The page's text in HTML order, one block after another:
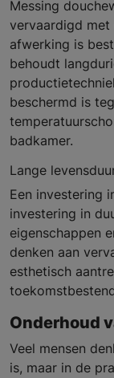
Messing
vervaardigd
afwerking is
behoudt
beschermd is
badkamer.
Lange
Een investering
investering in
eigenschappen
denken aan
esthetisch
Onderhoud
Veel mensen
is, maar in de